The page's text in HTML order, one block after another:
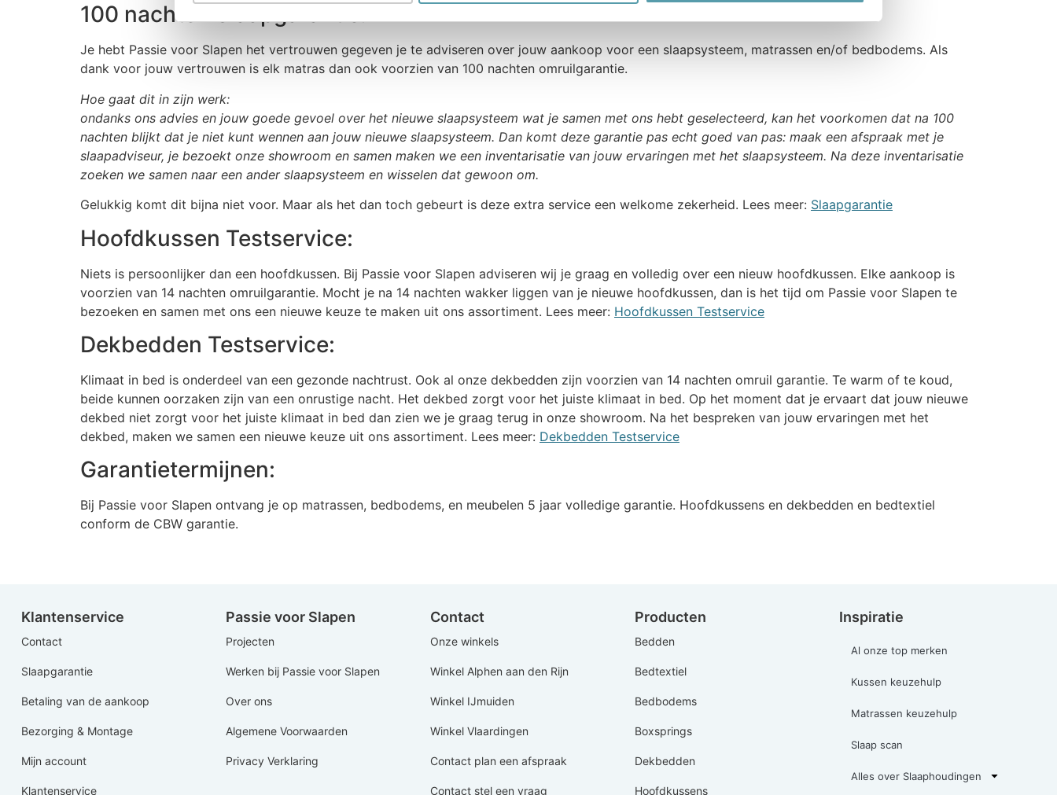
100 nachten Slaapgarantie:
Je hebt Passie voor Slapen het vertrouwen gegeven je te adviseren over jouw aankoop voor een slaapsysteem, matrassen en/of bedbodems. Als
dank voor jouw vertrouwen is elk matras dan ook voorzien van 100 nachten omruilgarantie.
Hoe gaat dit in zijn werk:
ondanks ons advies en jouw goede gevoel over het nieuwe slaapsysteem wat je samen met ons hebt geselecteerd, kan het voorkomen dat na 100
nachten blijkt dat je niet kunt wennen aan jouw nieuwe slaapsysteem. Dan komt deze garantie pas echt goed van pas: maak een afspraak met je
slaapadviseur, je bezoekt onze showroom en samen maken we een inventarisatie van jouw ervaringen met het slaapsysteem. Na deze inventarisatie
zoeken we samen naar een ander slaapsysteem en wisselen dat gewoon om.
Gelukkig komt dit bijna niet voor. Maar als het dan toch gebeurt is deze extra service een welkome zekerheid. Lees meer: Slaapgarantie
Hoofdkussen Testservice:
Niets is persoonlijker dan een hoofdkussen. Bij Passie voor Slapen adviseren wij je graag en volledig over een nieuw hoofdkussen. Elke aankoop is
voorzien van 14 nachten omruilgarantie. Mocht je na 14 nachten wakker liggen van je nieuwe hoofdkussen, dan is het tijd om Passie voor Slapen te
bezoeken en samen met ons een nieuwe keuze te maken uit ons assortiment. Lees meer: Hoofdkussen Testservice
Dekbedden Testservice:
Klimaat in bed is onderdeel van een gezonde nachtrust. Ook al onze dekbedden zijn voorzien van 14 nachten omruil garantie. Te warm of te koud,
beide kunnen oorzaken zijn van een onrustige nacht. Het dekbed zorgt voor het juiste klimaat in bed. Op het moment dat je ervaart dat jouw nieuwe
dekbed niet zorgt voor het juiste klimaat in bed dan zien we je graag terug in onze showroom. Na het bespreken van jouw ervaringen met het
dekbed, maken we samen een nieuwe keuze uit ons assortiment. Lees meer: Dekbedden Testservice
Garantietermijnen:
Bij Passie voor Slapen ontvang je op matrassen, bedbodems, en meubelen 5 jaar volledige garantie. Hoofdkussens en dekbedden en bedtextiel
conform de CBW garantie.
Klantenservice
Contact
Slaapgarantie
Betaling van de aankoop
Bezorging & Montage
Mijn account
Klantenservice
Passie voor Slapen
Projecten
Werken bij Passie voor Slapen
Over ons
Algemene Voorwaarden
Privacy Verklaring
Contact
Onze winkels
Winkel Alphen aan den Rijn
Winkel IJmuiden
Winkel Vlaardingen
Contact plan een afspraak
Contact stel een vraag
Producten
Bedden
Bedtextiel
Bedbodems
Boxsprings
Dekbedden
Hoofdkussens
Inspiratie
Al onze top merken
Kussen keuzehulp
Matrassen keuzehulp
Slaap scan
Alles over Slaaphoudingen